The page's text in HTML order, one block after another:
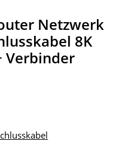
Netzwerk
8K
Verbinder